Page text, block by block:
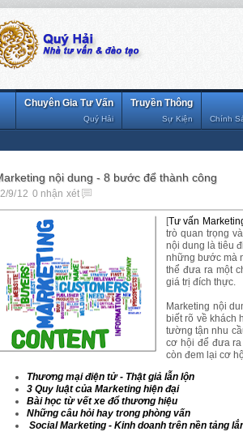
Chính
Truyền Thông
Sự Kiện
Chuyên Gia Tư Vấn
Quý Hải
nội dung - 8 bước để thành công
9/12 0 nhận xét
[Tư vấn
trò quan trọng
nội dung là tiêu
những bước mà
thể đưa ra một
giá trị đích thực.
Marketing nội
biết rõ về khách
tường tận nhu
cơ hội để đưa
còn đem lại cơ
Thương mại điện tử - Thật giả lẫn lộn
3 Quy luật của Marketing hiện đại
Bài học từ vết xe đổ thương hiệu
Những câu hỏi hay trong phòng vấn
Social Marketing - Kinh doanh trên nền tảng